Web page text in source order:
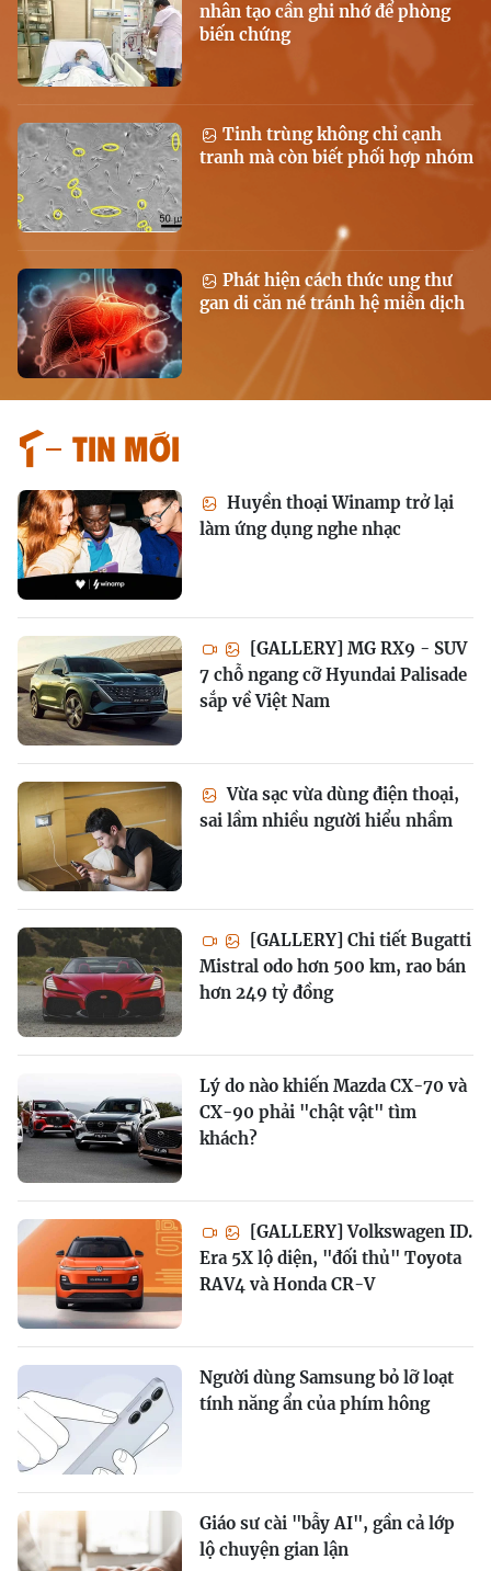
nhân tạo cần ghi nhớ để phòng
biến chứng
Tinh trùng không chỉ cạnh
tranh mà còn biết phối hợp nhóm
Phát hiện cách thức ung thư
gan di căn né tránh hệ miễn dịch
Tin mới
Huyền thoại Winamp trở lại
làm ứng dụng nghe nhạc
[GALLERY] MG RX9 - SUV
7 chỗ ngang cỡ Hyundai Palisade
sắp về Việt Nam
Vừa sạc vừa dùng điện thoại,
sai lầm nhiều người hiểu nhầm
[GALLERY] Chi tiết Bugatti
Mistral odo hơn 500 km, rao bán
hơn 249 tỷ đồng
Lý do nào khiến Mazda CX-70 và
CX-90 phải "chật vật" tìm
khách?
[GALLERY] Volkswagen ID.
Era 5X lộ diện, "đối thủ" Toyota
RAV4 và Honda CR-V
Người dùng Samsung bỏ lỡ loạt
tính năng ẩn của phím hông
Giáo sư cài "bẫy AI", gần cả lớp
lộ chuyện gian lận